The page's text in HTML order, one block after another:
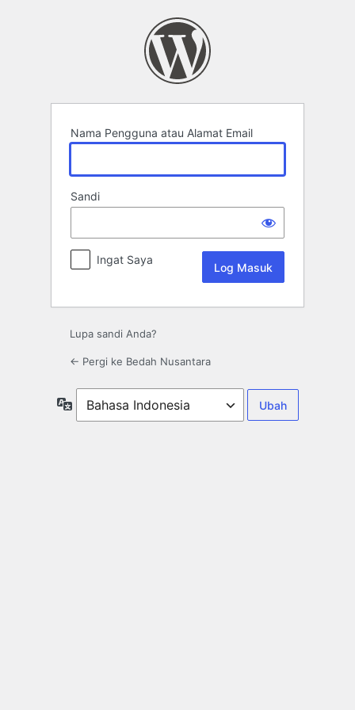
Nama Pengguna atau Alamat Email
Sandi
Ingat Saya
Lupa sandi Anda?
← Pergi ke Bedah Nusantara
Bahasa